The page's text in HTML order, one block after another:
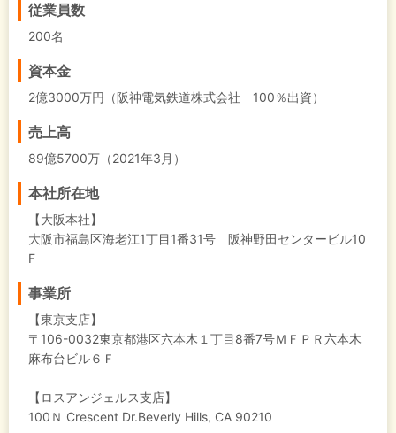
従業員数
200名
資本金
2億3000万円（阪神電気鉄道株式会社 100％出資）
売上高
89億5700万（2021年3月）
本社所在地
【大阪本社】
大阪市福島区海老江1丁目1番31号 阪神野田センタービル10
F
事業所
【東京支店】
〒106-0032東京都港区六本木１丁目8番7号ＭＦＰＲ六本木
麻布台ビル６Ｆ
【ロスアンジェルス支店】
100Ｎ Crescent Dr.Beverly Hills, CA 90210